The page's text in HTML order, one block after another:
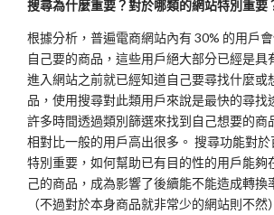
搜尋為什麼重要？對於哪類的網站特別重要
根據分析，普遍電商網站內有 30% 的用戶
自己要的商品，這些用戶絕大部分已經是具
進入網站之前就已經知道自己要尋找什麼或
品，使用搜尋對此類用戶來說是最快的尋找
許多時間透過類別篩選來找到自己想要的商
相對比一般的用戶高出很多。 搜尋功能對
特別重要，如何幫助已有目的性的用戶能夠
己的商品，成為影響了後續能不能造成轉換
（不過對於本身商品就非常少的網站則不然